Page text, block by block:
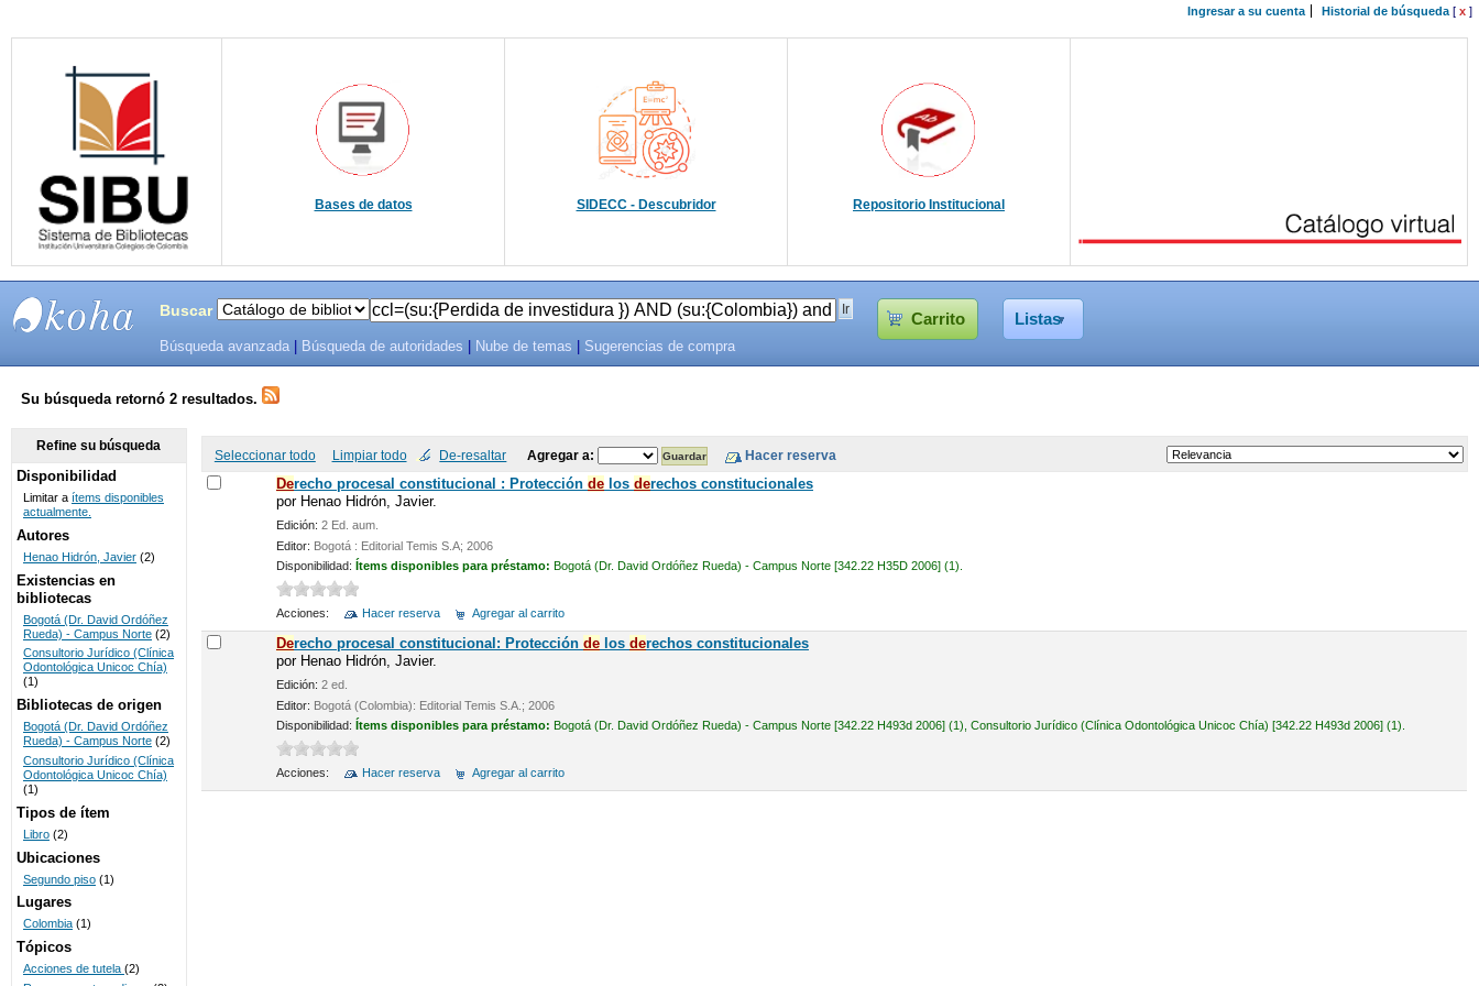
Ingresar a su cuenta Historial de búsqueda[ x ]
Bases de datos SIDECC - Descubridor Repositorio Institucional
SISTEMAS
DE
BIBLIOTECAS
UNICOC
Buscar Carrito Listas
Búsqueda avanzada Búsqueda de autoridades Nube de temas Sugerencias de compra
Su búsqueda retornó 2 resultados.
Seleccionar todo Limpiar todo De-resaltar Agregar a:
Derecho procesal constitucional : Protección delos derechos constitucionales
por Henao Hidrón, Javier.
Edición: 2 Ed. aum.
Editor: Bogotá : Editorial Temis S.A; 2006
Disponibilidad: Ítems disponibles para préstamo: Bogotá (Dr. David Ordóñez Rueda) - Campus Norte [342.22 H35D 2006] (1).
Acciones: Hacer reserva Agregar al carrito
Derecho procesal constitucional: Protección delos derechos constitucionales
por Henao Hidrón, Javier.
Edición: 2 ed.
Editor: Bogotá (Colombia): Editorial Temis S.A.; 2006
Disponibilidad: Ítems disponibles para préstamo: Bogotá (Dr. David Ordóñez Rueda) - Campus Norte [342.22 H493d 2006] (1), Consultorio Jurídico (Clínica Odontológica Unicoc Chía) [342.22 H493d 2006] (1).
Acciones: Hacer reserva Agregar al carrito
Refine su búsqueda
Disponibilidad
Limitar a ítems disponibles
actualmente.
Autores
Henao Hidrón, Javier (2)
Existencias en
bibliotecas
Bogotá (Dr. David Ordóñez
Rueda) - Campus Norte (2)
Consultorio Jurídico (Clínica
Odontológica Unicoc Chía)
(1)
Bibliotecas de origen
Bogotá (Dr. David Ordóñez
Rueda) - Campus Norte (2)
Consultorio Jurídico (Clínica
Odontológica Unicoc Chía)
(1)
Tipos de ítem
Libro (2)
Ubicaciones
Segundo piso (1)
Lugares
Colombia (1)
Tópicos
Acciones de tutela (2)